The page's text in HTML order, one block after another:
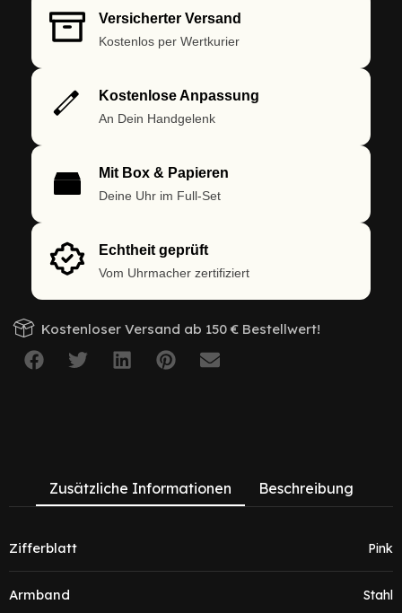
Versicherter Versand
Kostenlos per Wertkurier
Kostenlose Anpassung
An Dein Handgelenk
Mit Box & Papieren
Deine Uhr im Full-Set
Echtheit geprüft
Vom Uhrmacher zertifiziert
Kostenloser Versand ab 150 € Bestellwert!
Zusätzliche Informationen Beschreibung
Zifferblatt Pink
Armband Stahl